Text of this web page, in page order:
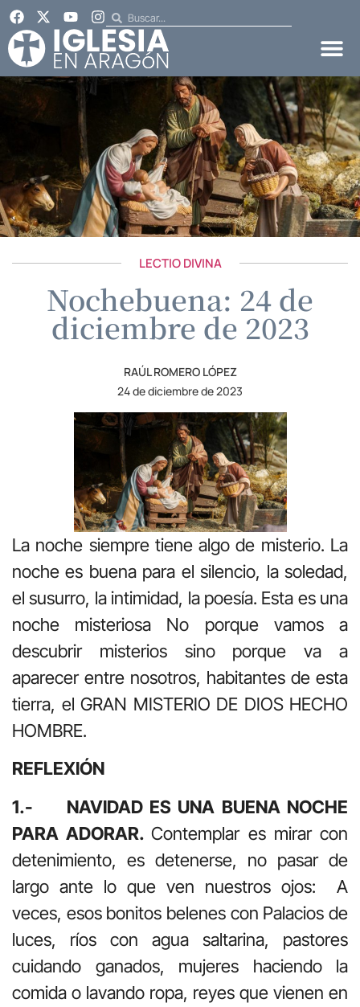
LECTIO DIVINA
Nochebuena: 24 de
diciembre de 2023
RAÚL ROMERO LÓPEZ
24 de diciembre de 2023
La noche siempre tiene algo de misterio. La
noche es buena para el silencio, la soledad,
el susurro, la intimidad, la poesía. Esta es una
noche misteriosa No porque vamos a
descubrir misterios sino porque va a
aparecer entre nosotros, habitantes de esta
tierra, el GRAN MISTERIO DE DIOS HECHO
HOMBRE.
REFLEXIÓN
1.- NAVIDAD ES UNA BUENA NOCHE
PARA ADORAR.Contemplar es mirar con
detenimiento, es detenerse, no pasar de
largo ante lo que ven nuestros ojos: A
veces, esos bonitos belenes con Palacios de
luces, ríos con agua saltarina, pastores
cuidando ganados, mujeres haciendo la
comida o lavando ropa, reyes que vienen en